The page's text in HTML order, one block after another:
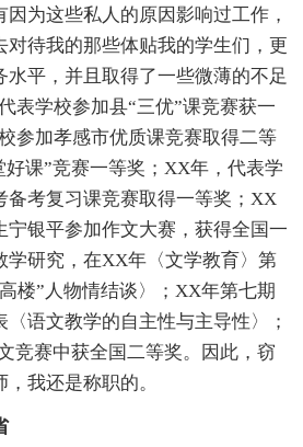
为这些私人的原因影响过工作，
待我的那些体贴我的学生们，更
水平，并且取得了一些微薄的不足
表学校参加县“三优”课竞赛获一
参加孝感市优质课竞赛取得二等
课”竞赛一等奖；XX年，代表学
备考复习课竞赛取得一等奖；XX
宁银平参加作文大赛，获得全国一
学研究，在XX年〈文学教育〉第
楼”人物情结谈〉；XX年第七期
〈语文教学的自主性与主导性〉；
竞赛中获全国二等奖。因此，窃
我还是称职的。